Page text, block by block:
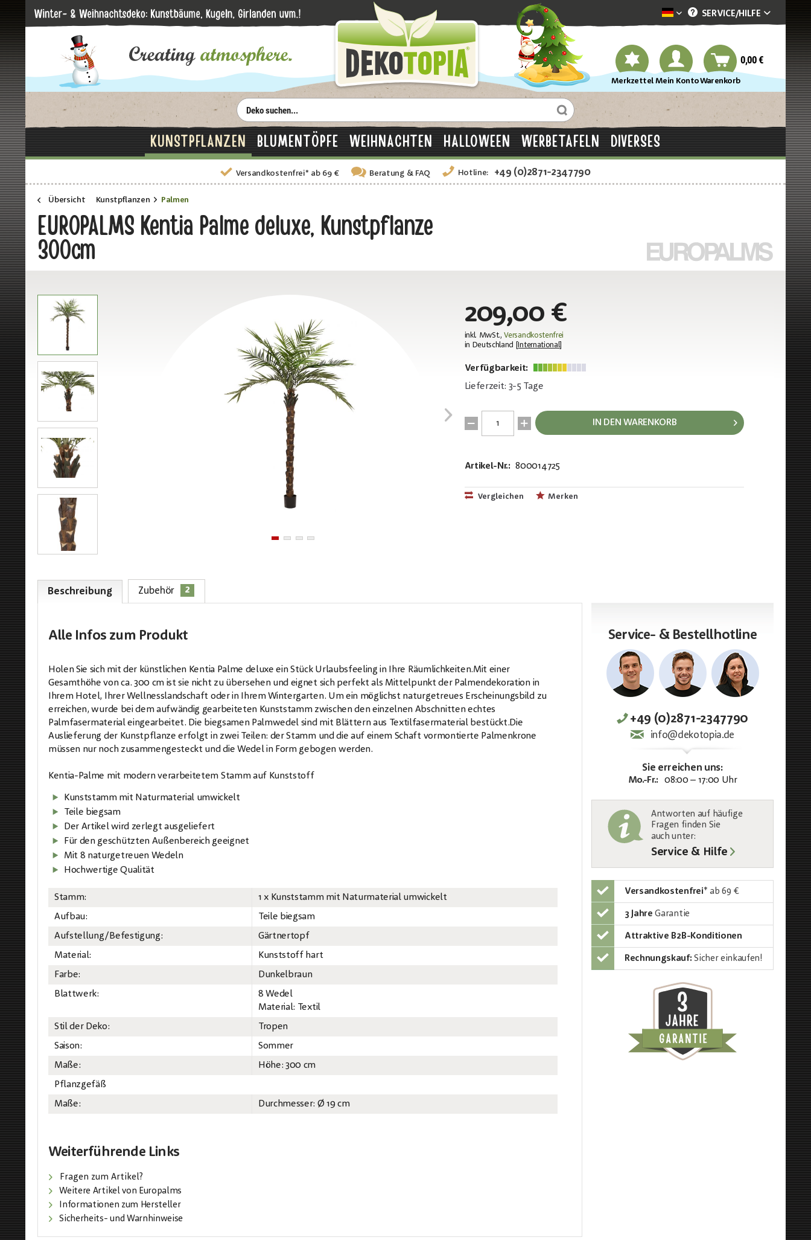
Dekotopia deutsch
SERVICE/HILFE
Merkzettel Mein KontoWarenkorb
0,00 €
KUNSTPFLANZEN BLUMENTÖPFE WEIHNACHTEN HALLOWEEN WERBETAFELN DIVERSES
Versandkostenfrei* ab 69 € Beratung& FAQ Hotline: +49 (0)2871-2347790
Übersicht Kunstpflanzen Palmen
EUROPALMS Kentia Palme deluxe, Kunstpflanze
300cm
209,00 €
inkl. MwSt.,Versandkostenfrei
in Deutschland [
International]
Verfügbarkeit:
Lieferzeit: 3-5 Tage
IN DEN WARENKORB
Artikel-Nr.: 800014725
Vergleichen Merken
Beschreibung Zubehör 2
Alle Infos zum Produkt
Holen Sie sich mit der künstlichen Kentia Palme deluxe ein Stück Urlaubsfeeling in Ihre Räumlichkeiten.Mit einer
Gesamthöhe von ca. 300 cm ist sie nicht zu übersehen und eignet sich perfekt als Mittelpunkt der Palmendekoration in
Ihrem Hotel, Ihrer Wellnesslandschaft oder in Ihrem Wintergarten. Um ein möglichst naturgetreues Erscheinungsbild zu
erreichen, wurde bei dem aufwändig gearbeiteten Kunststamm zwischen den einzelnen Abschnitten echtes
Palmfasermaterial eingearbeitet. Die biegsamen Palmwedel sind mit Blättern aus Textilfasermaterial bestückt.Die
Auslieferung der Kunstpflanze erfolgt in zwei Teilen: der Stamm und die auf einem Schaft vormontierte Palmenkrone
müssen nur noch zusammengesteckt und die Wedel in Form gebogen werden.
Kentia-Palme mit modern verarbeitetem Stamm auf Kunststoff
Kunststamm mit Naturmaterial umwickelt
Teile biegsam
Der Artikel wird zerlegt ausgeliefert
Für den geschützten Außenbereich geeignet
Mit 8 naturgetreuen Wedeln
Hochwertige Qualität
Stamm:
1 x Kunststamm mit Naturmaterial umwickelt
Aufbau:
Teile biegsam
Aufstellung/Befestigung:
Gärtnertopf
Material:
Kunststoff hart
Farbe:
Dunkelbraun
Blattwerk:
8 Wedel
Material: Textil
Stil der Deko:
Tropen
Saison:
Sommer
Maße:
Höhe: 300 cm
Pflanzgefäß
Maße:
Durchmesser: Ø 19 cm
Weiterführende Links
Fragen zum Artikel?
Weitere Artikel von Europalms
Informationen zum Hersteller
Sicherheits- und Warnhinweise
Service- & Bestellhotline
+49 (0)2871-2347790
info@dekotopia.de
Sie erreichen uns:
Mo.-Fr.: 08:00 – 17:00 Uhr
Antworten auf häufige
Fragen finden Sie
auch unter:
Service & Hilfe
Versandkostenfrei* ab 69 €
3 Jahre Garantie
Attraktive B2B-Konditionen
Rechnungskauf: Sicher einkaufen!